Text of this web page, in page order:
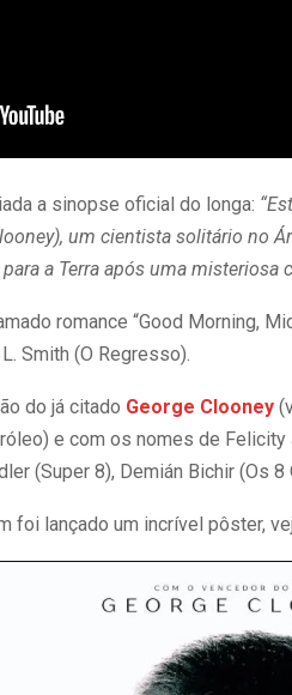
a sinopse oficial do longa:
um cientista solitário no
a Terra após uma misteriosa
romance “Good Morning,
Smith (O Regresso).
do já citado George Clooney
e com os nomes de
(Super 8), Demián Bichir (Os
foi lançado um incrível pôster,